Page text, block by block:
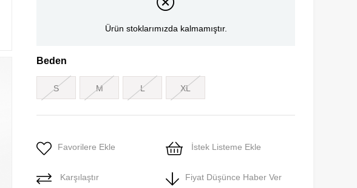
Ürün stoklarımızda kalmamıştır.
Beden
S M L XL
Favorilere Ekle İstek Listeme Ekle
Karşılaştır Fiyat Düşünce Haber Ver